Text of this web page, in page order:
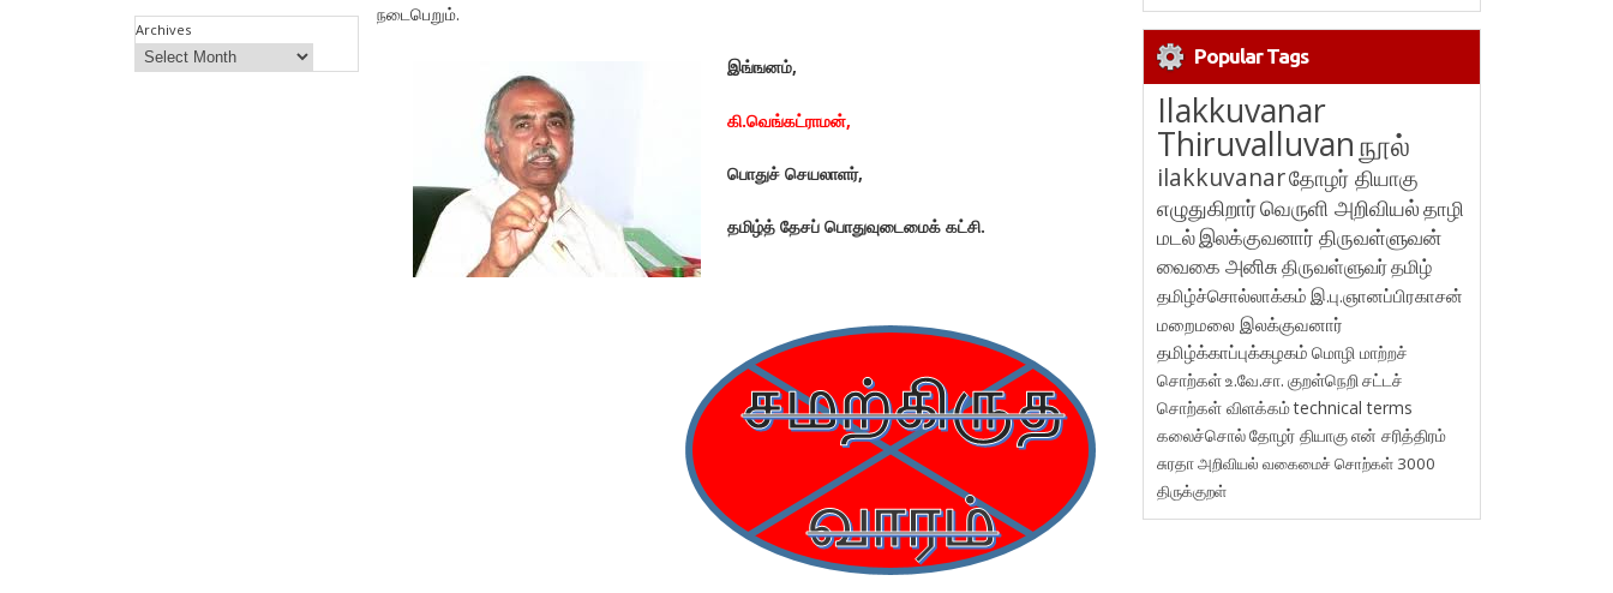
நடைபெறும்.
இங்ஙனம்,
கி.வெங்கட்ராமன்,
பொதுச் செயலாளர்,
தமிழ்த் தேசப் பொதுவுடைமைக் கட்சி.
Archives
Popular Tags
Ilakkuvanar
Thiruvalluvanநூல்
ilakkuvanarதோழர் தியாகு
எழுதுகிறார்வெருளி அறிவியல்தாழி
மடல்இலக்குவனார் திருவள்ளுவன்
வைகை அனிசுதிருவள்ளுவர்தமிழ்
தமிழ்ச்சொல்லாக்கம் இ.பு.ஞானப்பிரகாசன்
மறைமலை இலக்குவனார்
தமிழ்க்காப்புக்கழகம் மொழி மாற்றச்
சொற்கள்உ.வே.சா. குறள்நெறி சட்டச்
சொற்கள் விளக்கம்technical terms
கலைச்சொல்தோழர் தியாகுஎன் சரித்திரம்
சுரதாஅறிவியல் வகைமைச் சொற்கள் 3000
திருக்குறள்